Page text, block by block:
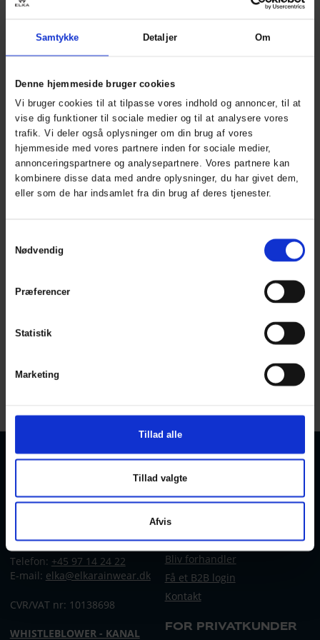
Samtykke Detaljer Om
Denne hjemmeside bruger cookies
Vi bruger cookies til at tilpasse vores indhold og annoncer, til at
vise dig funktioner til sociale medier og til at analysere vores
trafik. Vi deler også oplysninger om din brug af vores
hjemmeside med vores partnere inden for sociale medier,
annonceringspartnere og analysepartnere. Vores partnere kan
kombinere disse data med andre oplysninger, du har givet dem,
eller som de har indsamlet fra din brug af deres tjenester.
Nødvendig
Præferencer
Statistik
Marketing
Tillad alle
Tillad valgte
Afvis
Termo Base Layer -
Colors: Sizes: XS-5XL
Termoundertrøje
ART. 345
På lager medio august
Multinorm base
layer undertrøje
Sizes: XS - 5XL
All prices are incl. VAT
ELKA Rainwear A/S
Telefon: +45 97 14 24 22
E-mail: elka@elkarainwear.dk
CVR/VAT nr: 10138698
WHISTLEBLOWER - KANAL
KUNDESERVICE
Privatlivspolitik
Cookiepolitik
Størrelsesguide
Bliv forhandler
Få et B2B login
Kontakt
FOR PRIVATKUNDER